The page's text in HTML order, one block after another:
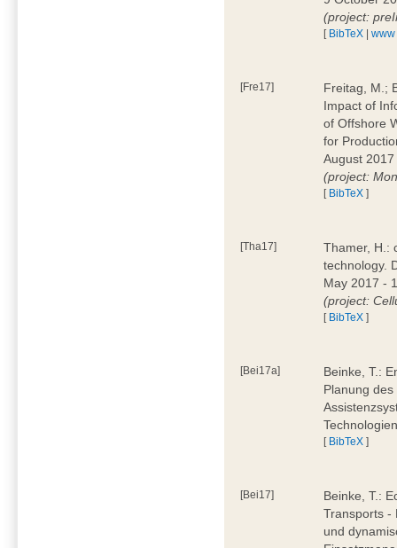
(project:
[ BibTeX |www
[Fre17]
Freitag, M.;
Impact of
of Offshore
for
August
(project:
[ BibTeX ]
[Tha17]
Thamer, H.:
technology.
May 2017 -
(project:
[ BibTeX ]
[Bei17a]
Beinke, T.:
Planung
[ BibTeX ]
[Bei17]
Beinke, T.:
Transports -
und